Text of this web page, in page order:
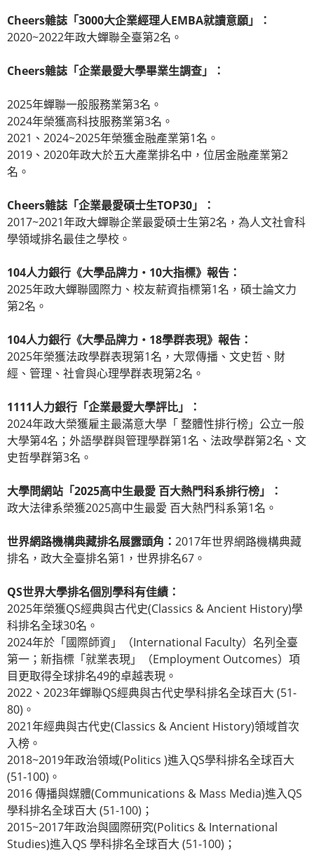
Cheers雜誌「3000大企業經理人EMBA就讀意願」：
2020~2022年政大蟬聯全臺第2名。
Cheers雜誌「企業最愛大學畢業生調查」：
2025年蟬聯一般服務業第3名。
2024年榮獲高科技服務業第3名。
2021、2024~2025年榮獲金融產業第1名。
2019、2020年政大於五大產業排名中，位居金融產業第2
名。
Cheers雜誌「企業最愛碩士生TOP30」：
2017~2021年政大蟬聯企業最愛碩士生第2名，為人文社會科
學領域排名最佳之學校。
104人力銀行《大學品牌力‧10大指標》報告：
2025年政大蟬聯國際力、校友薪資指標第1名，碩士論文力
第2名。
104人力銀行《大學品牌力‧18學群表現》報告：
2025年榮獲法政學群表現第1名，大眾傳播、文史哲、財
經、管理、社會與心理學群表現第2名。
1111人力銀行「企業最愛大學評比」：
2024年政大榮獲雇主最滿意大學「 整體性排行榜」公立一般
大學第4名；外語學群與管理學群第1名、法政學群第2名、文
史哲學群第3名。
大學問網站「2025高中生最愛 百大熱門科系排行榜」：
政大法律系榮獲2025高中生最愛 百大熱門科系第1名。
世界網路機構典藏排名展露頭角： 2017年世界網路機構典藏
排名，政大全臺排名第1，世界排名67。
QS世界大學排名個別學科有佳績：
2025年榮獲QS經典與古代史(Classics & Ancient History)學
科排名全球30名。
2024年於「國際師資」（International Faculty）名列全臺
第一；新指標「就業表現」（Employment Outcomes）項
目更取得全球排名49的卓越表現。
2022、2023年蟬聯QS經典與古代史學科排名全球百大 (51-
80)。
2021年經典與古代史(Classics & Ancient History)領域首次
入榜。
2018~2019年政治領域(Politics )進入QS學科排名全球百大
(51-100)。
2016 傳播與媒體(Communications & Mass Media)進入QS
學科排名全球百大 (51-100)；
2015~2017年政治與國際研究(Politics & International
Studies)進入QS 學科排名全球百大 (51-100)；